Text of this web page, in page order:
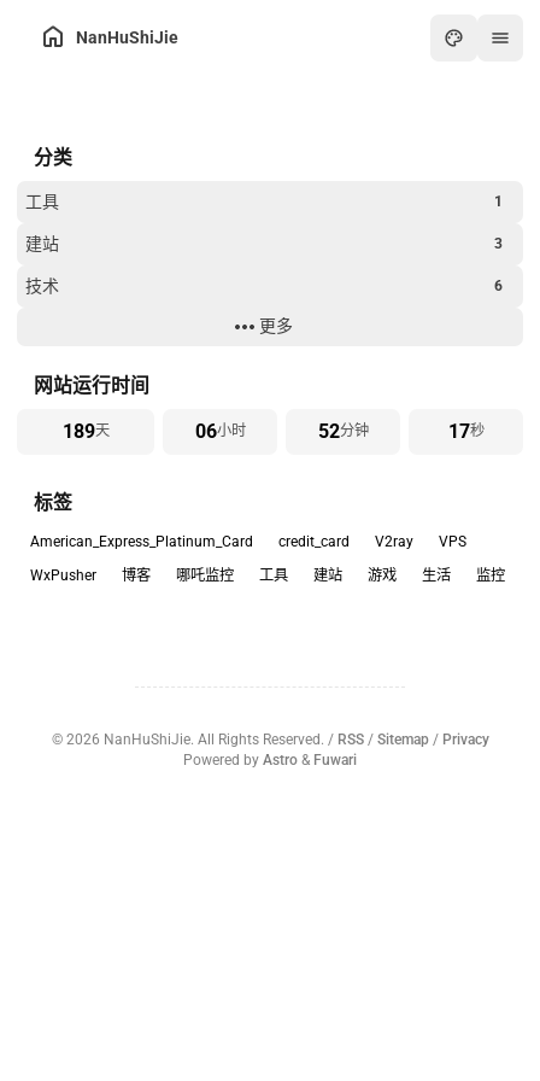
NanHuShiJie
分类
工具 1
建站 3
技术 6
过年
更多
网站运行时间
189天 06小时 52分钟 17秒
标签
American_Express_Platinum_Card credit_card V2ray
VPS
WxPusher
博客 哪吒监控 工具 建站 游戏 生活 监控
© 2026 NanHuShiJie. All Rights Reserved. / RSS/ Sitemap/ Privacy
Powered by Astro & Fuwari